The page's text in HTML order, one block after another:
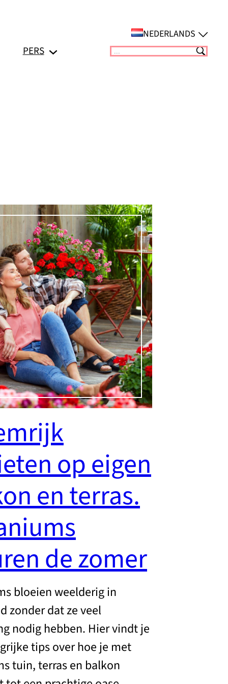
NEDERLANDS
PERS Suchen
op eigen
en terras.
de zomer
bloeien weelderig in
zonder dat ze veel
nodig hebben. Hier vindt je
tips over hoe je met
tuin, terras en balkon